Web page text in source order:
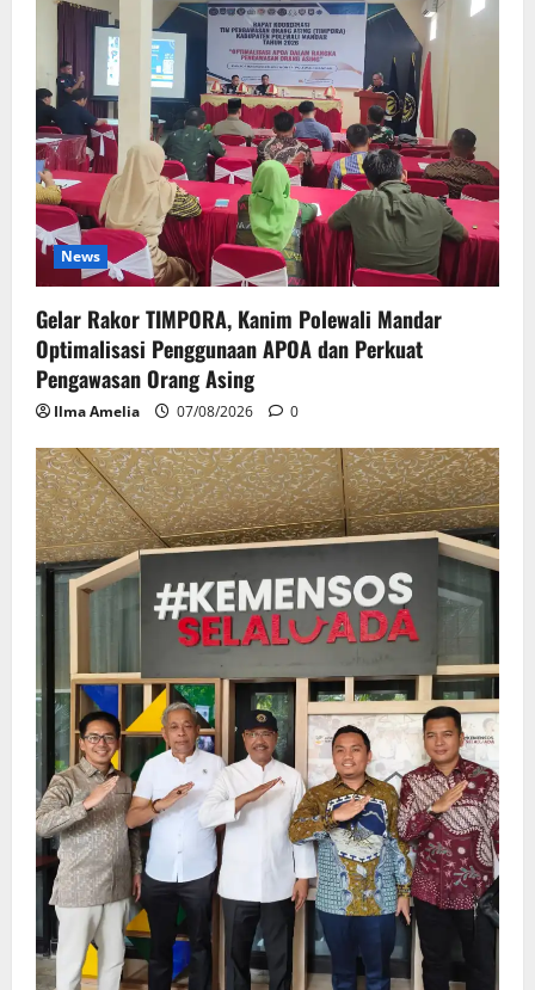
News
Gelar Rakor TIMPORA, Kanim Polewali Mandar
Optimalisasi Penggunaan APOA dan Perkuat
Pengawasan Orang Asing
Ilma Amelia 07/08/2026 0